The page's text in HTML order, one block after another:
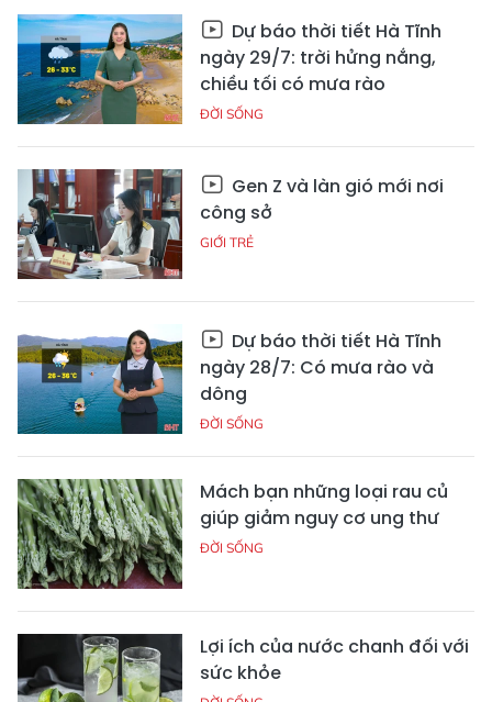
Dự báo thời tiết Hà Tĩnh
ngày 29/7: trời hửng nắng,
chiều tối có mưa rào
ĐỜI SỐNG
Gen Z và làn gió mới nơi
công sở
GIỚI TRẺ
Dự báo thời tiết Hà Tĩnh
ngày 28/7: Có mưa rào và
dông
ĐỜI SỐNG
Mách bạn những loại rau củ
giúp giảm nguy cơ ung thư
ĐỜI SỐNG
Lợi ích của nước chanh đối với
sức khỏe